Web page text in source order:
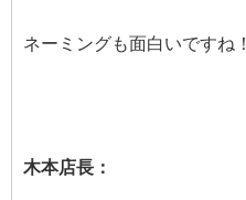
ネーミングも面白いですね！
木本店長：